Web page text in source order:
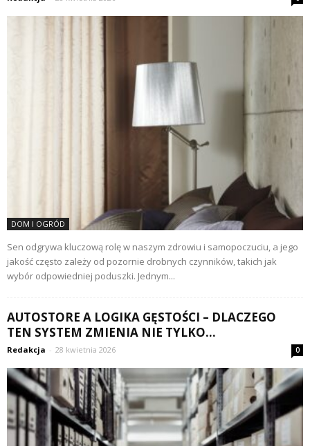
DOM I OGRÓD
Sen odgrywa kluczową rolę w naszym zdrowiu i samopoczuciu, a jego
jakość często zależy od pozornie drobnych czynników, takich jak
wybór odpowiedniej poduszki. Jednym...
AUTOSTORE A LOGIKA GĘSTOŚCI – DLACZEGO
TEN SYSTEM ZMIENIA NIE TYLKO...
Redakcja - 28 kwietnia 2026 0